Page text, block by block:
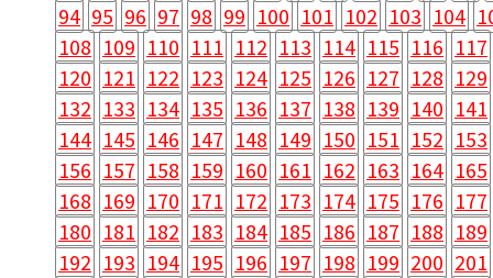
94 95 96 97 98 99 100 101 102 103 104
108 109 110 111 112 113 114 115 116 117
120 121 122 123 124 125 126 127 128 129
132 133 134 135 136 137 138 139 140 141
144 145 146 147 148 149 150 151 152 153
156 157 158 159 160 161 162 163 164 165
168 169 170 171 172 173 174 175 176 177
180 181 182 183 184 185 186 187 188 189
192 193 194 195 196 197 198 199 200 201